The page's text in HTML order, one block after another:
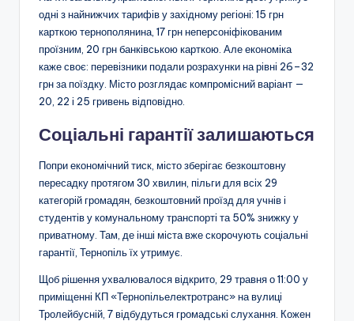
одні з найнижчих тарифів у західному регіоні: 15 грн
карткою тернополянина, 17 грн неперсоніфікованим
проїзним, 20 грн банківською карткою. Але економіка
каже своє: перевізники подали розрахунки на рівні 26–32
грн за поїздку. Місто розглядає компромісний варіант —
20, 22 і 25 гривень відповідно.
Соціальні гарантії залишаються
Попри економічний тиск, місто зберігає безкоштовну
пересадку протягом 30 хвилин, пільги для всіх 29
категорій громадян, безкоштовний проїзд для учнів і
студентів у комунальному транспорті та 50% знижку у
приватному. Там, де інші міста вже скорочують соціальні
гарантії, Тернопіль їх утримує.
Щоб рішення ухвалювалося відкрито, 29 травня о 11:00 у
приміщенні КП «Тернопільелектротранс» на вулиці
Тролейбусній, 7 відбудуться громадські слухання. Кожен